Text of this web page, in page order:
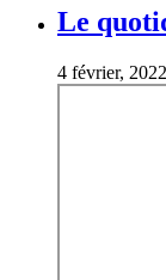
Le
4 février, 2022